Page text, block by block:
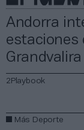
Andorra
estaciones
Grandvalira
2Playbook
Más Deporte